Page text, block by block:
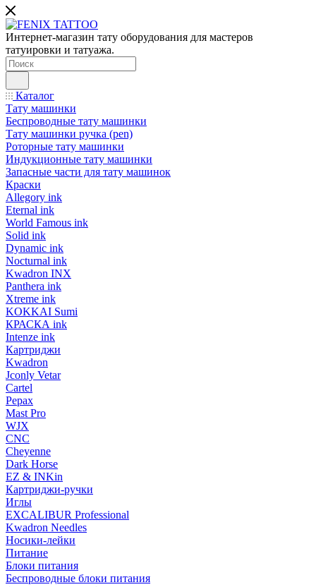
Интернет-магазин тату оборудования для мастеров
татуировки и татуажа.
Каталог
Тату машинки
Беспроводные тату машинки
Тату машинки ручка (pen)
Роторные тату машинки
Индукционные тату машинки
Запасные части для тату машинок
Краски
Allegory ink
Eternal ink
World Famous ink
Solid ink
Dynamic ink
Nocturnal ink
Kwadron INX
Panthera ink
Xtreme ink
KOKKAI Sumi
КРАСКА ink
Intenze ink
Картриджи
Kwadron
Jconly Vetar
Cartel
Pepax
Mast Pro
WJX
CNC
Cheyenne
Dark Horse
EZ & INKin
Картриджи-ручки
Иглы
EXCALIBUR Professional
Kwadron Needles
Носики-лейки
Питание
Блоки питания
Беспроводные блоки питания